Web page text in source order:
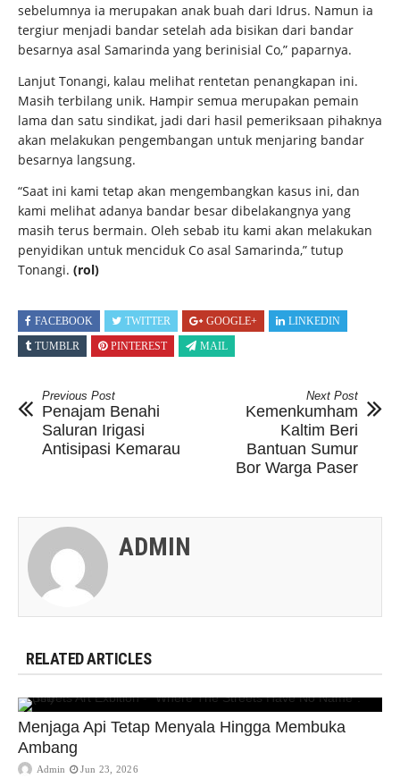
sebelumnya ia merupakan anak buah dari Idrus. Namun ia
tergiur menjadi bandar setelah ada bisikan dari bandar
besarnya asal Samarinda yang berinisial Co,” paparnya.
Lanjut Tonangi, kalau melihat rentetan penangkapan ini.
Masih terbilang unik. Hampir semua merupakan pemain
lama dan satu sindikat, jadi dari hasil pemeriksaan pihaknya
akan melakukan pengembangan untuk menjaring bandar
besarnya langsung.
“Saat ini kami tetap akan mengembangkan kasus ini, dan
kami melihat adanya bandar besar dibelakangnya yang
masih terus bermain. Oleh sebab itu kami akan melakukan
penyidikan untuk menciduk Co asal Samarinda,” tutup
Tonangi. (rol)
FACEBOOK TWITTER GOOGLE+
LINKEDIN
TUMBLR
PINTEREST MAIL
Previous Post
Penajam Benahi
Saluran Irigasi
Antisipasi Kemarau
Next Post
Kemenkumham
Kaltim Beri
Bantuan Sumur
Bor Warga Paser
ADMIN
RELATED ARTICLES
Menjaga Api Tetap Menyala Hingga Membuka
Ambang
Admin Jun 23, 2026